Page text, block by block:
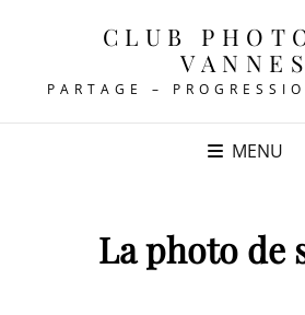
CLUB
VANNES
PARTAGE –
MENU
La photo de